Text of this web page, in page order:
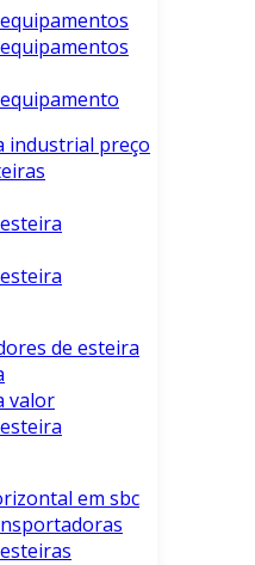
industrial preço
de esteira
valor
em sbc